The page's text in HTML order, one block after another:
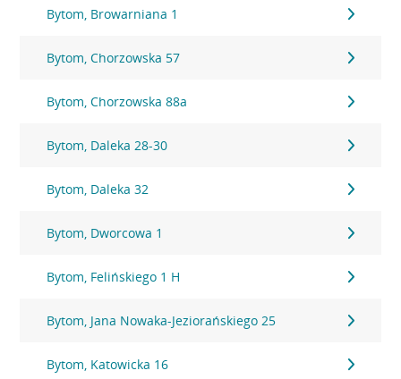
Bytom, Browarniana 1
Bytom, Chorzowska 57
Bytom, Chorzowska 88a
Bytom, Daleka 28-30
Bytom, Daleka 32
Bytom, Dworcowa 1
Bytom, Felińskiego 1 H
Bytom, Jana Nowaka-Jeziorańskiego 25
Bytom, Katowicka 16